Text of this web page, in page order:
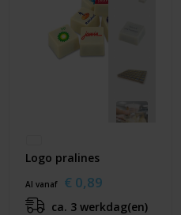
Logo pralines
Al vanaf € 0,89
ca. 3 werkdag(en)